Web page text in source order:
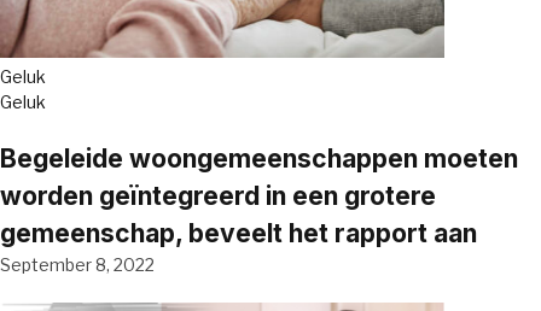
Geluk
Geluk
Begeleide woongemeenschappen moeten
worden geïntegreerd in een grotere
gemeenschap, beveelt het rapport aan
September 8, 2022